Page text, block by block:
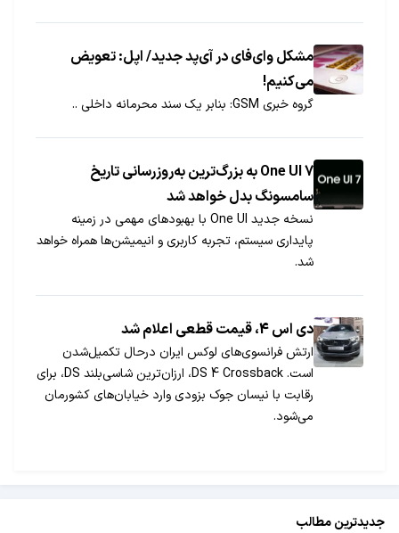
مشکل وای‌فای در آی‌پد جدید/ اپل: تعویض
می‌کنیم!
گروه خبری GSM: بنابر یک سند محرمانه داخلی ..
One UI 7 به بزرگ‌ترین به‌روزرسانی تاریخ
سامسونگ بدل خواهد شد
نسخه جدید One UI با بهبودهای مهمی در زمینه
پایداری سیستم، تجربه کاربری و انیمیشن‌ها همراه خواهد
شد.
دی اس 4، قیمت قطعی اعلام شد
ارتش فرانسوی‌های لوکس ایران درحال تکمیل‌شدن
است. DS 4 Crossback، ارزان‌ترین شاسی‌بلند DS، برای
رقابت با نیسان جوک بزودی وارد خیابان‌های کشورمان
می‌شود.
جدیدترین مطالب